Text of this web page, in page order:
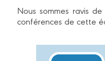
Nous sommes ravis
conférences de cette